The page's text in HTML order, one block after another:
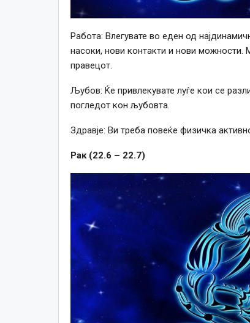
Работа: Влегувате во еден од
насоки, нови контакти и нови можности.
правецот.
Љубов: Ќе привлекувате луѓе кои се
погледот кон љубовта.
Здравје: Ви треба повеќе физичка
Рак (22.6 – 22.7)